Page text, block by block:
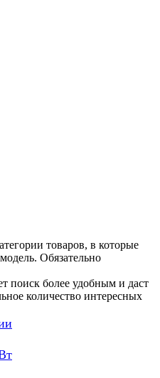
товаров, в которые
Обязательно
поиск более удобным и даст
количество интересных